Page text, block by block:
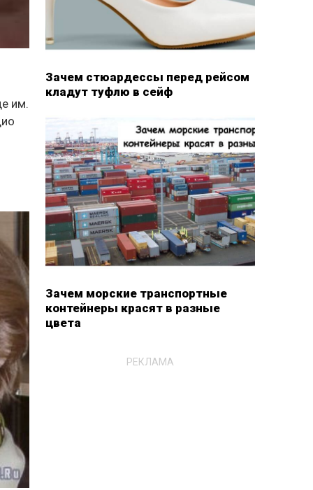
им.
Зачем стюардессы перед рейсом
кладут туфлю в сейф
Зачем морские транспортные
контейнеры красят в разные
цвета
РЕКЛАМА